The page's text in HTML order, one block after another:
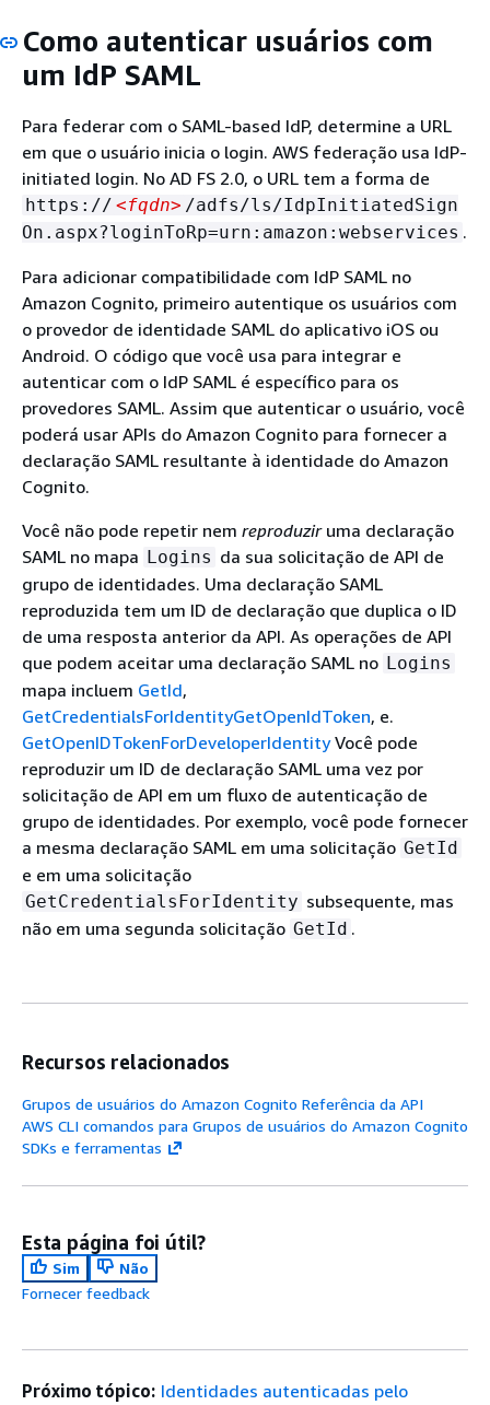
Como autenticar usuários com
um IdP SAML
Para federar com o SAML-based IdP, determine a URL
em que o usuário inicia o login. AWS federação usa IdP-
initiated login. No AD FS 2.0, o URL tem a forma de
https:// <fqdn> /adfs/ls/IdpInitiatedSign
On.aspx?loginToRp=urn:amazon:webservices .
Para adicionar compatibilidade com IdP SAML no
Amazon Cognito, primeiro autentique os usuários com
o provedor de identidade SAML do aplicativo iOS ou
Android. O código que você usa para integrar e
autenticar com o IdP SAML é específico para os
provedores SAML. Assim que autenticar o usuário, você
poderá usar APIs do Amazon Cognito para fornecer a
declaração SAML resultante à identidade do Amazon
Cognito.
Você não pode repetir nem reproduziruma declaração
SAML no mapa Logins da sua solicitação de API de
grupo de identidades. Uma declaração SAML
reproduzida tem um ID de declaração que duplica o ID
de uma resposta anterior da API. As operações de API
que podem aceitar uma declaração SAML no Logins
mapa incluem GetId,
GetCredentialsForIdentityGetOpenIdToken, e.
GetOpenIDTokenForDeveloperIdentityVocê pode
reproduzir um ID de declaração SAML uma vez por
solicitação de API em um fluxo de autenticação de
grupo de identidades. Por exemplo, você pode fornecer
a mesma declaração SAML em uma solicitação GetId
e em uma solicitação
GetCredentialsForIdentity subsequente, mas
não em uma segunda solicitação GetId .
Recursos relacionados
Grupos de usuários do Amazon Cognito Referência da API
AWS CLI comandos para Grupos de usuários do Amazon Cognito
SDKs e ferramentas
Esta página foi útil?
Sim
Não
Fornecer feedback
Próximo tópico: Identidades autenticadas pelo